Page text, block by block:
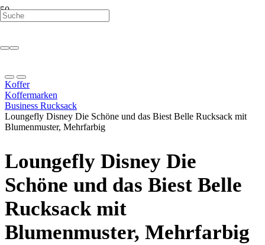
Koffer
Koffermarken
Business Rucksack
Loungefly Disney Die Schöne und das Biest Belle Rucksack mit
Blumenmuster, Mehrfarbig
Loungefly Disney Die
Schöne und das Biest Belle
Rucksack mit
Blumenmuster, Mehrfarbig